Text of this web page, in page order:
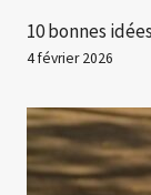
10 bonnes
4 février 2026